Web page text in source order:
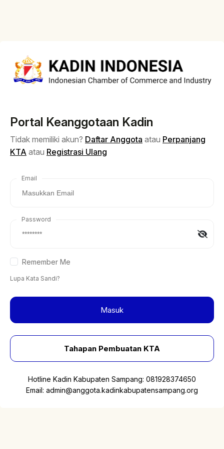
Portal Keanggotaan Kadin
Tidak memiliki akun? Daftar Anggota atau Perpanjang
KTA atau Registrasi Ulang
Email
Password
Remember Me
Lupa Kata Sandi?
Masuk
Tahapan Pembuatan KTA
Hotline Kadin Kabupaten Sampang: 081928374650
Email: admin@anggota.kadinkabupatensampang.org